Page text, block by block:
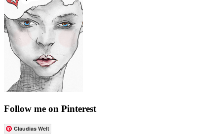
Follow me on Pinterest
Claudias Welt